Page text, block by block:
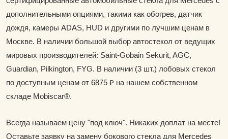
дополнительными опциями, такими как обогрев, датчик
дождя, камеры ADAS, HUD и другими по лучшим ценам в
Москве. В наличии большой выбор автостекол от ведущих
мировых производителей: Saint-Gobain Sekurit, AGC,
Guardian, Pilkington, FYG. В наличии (3 шт.) лобовых стекол
по доступным ценам от 6875 ₽ на нашем собственном
складе Mobiscar®.
Всегда называем цену "под ключ". Никаких доплат на месте!
Оставьте заявку на замену бокового стекла для Mercedes